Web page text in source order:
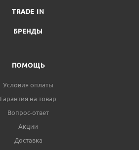
TRADE IN
БРЕНДЫ
ПОМОЩЬ
Условия оплаты
Гарантия на товар
Вопрос-ответ
Акции
Доставка